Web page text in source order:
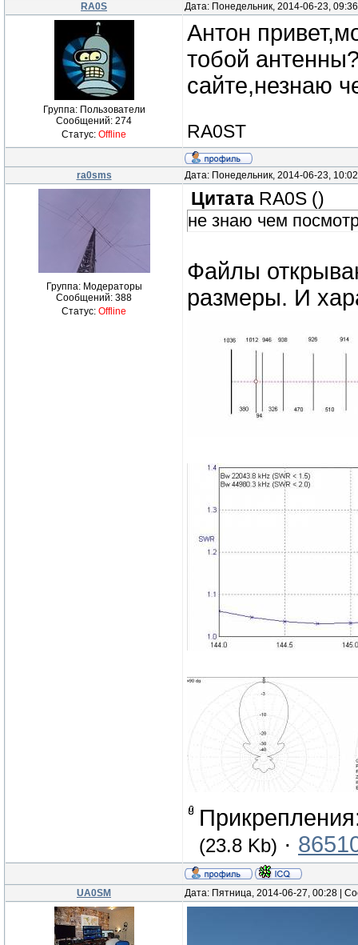
RA0S Дата: Понедельник, 2014-06-23,
Группа: Пользователи
Сообщений: 274
Статус: Offline
Антон
тобой
сайте,незнаю
RA0ST
ra0sms Дата: Понедельник, 2014-06-23,
Группа: Модераторы
Сообщений: 388
Статус: Offline
Цитата RA0S ()
не знаю чем
Файлы
размеры. И
(23.8 Kb) ·
UA0SM Дата: Пятница, 2014-06-27, 00:28 |